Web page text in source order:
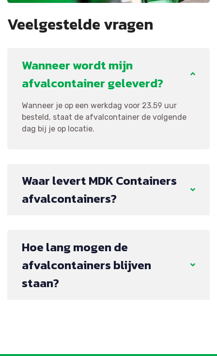
Veelgestelde vragen
Wanneer wordt mijn
afvalcontainer geleverd?
Wanneer je op een werkdag voor 23.59 uur
besteld, staat de afvalcontainer de volgende
dag bij je op locatie.
Waar levert MDK Containers
afvalcontainers?
Hoe lang mogen de
afvalcontainers blijven
staan?